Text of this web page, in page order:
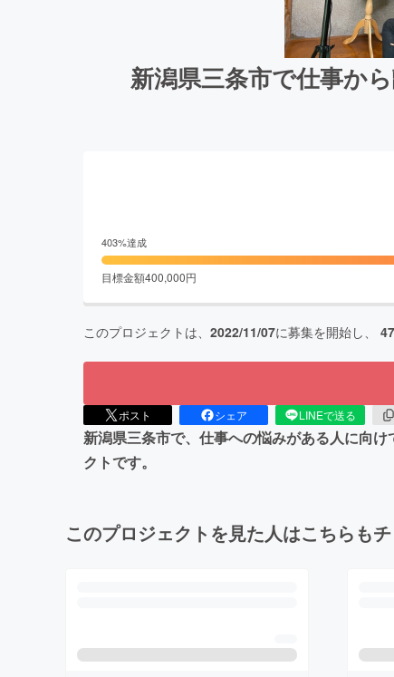
新潟県三条市で仕事か
403%達成
目標金額400,000円
このプロジェクトは、 2022/11/07に募集を開始し、 47
ポスト シェア LINEで送る
新潟県三条市で、仕事への悩みがある人に向
クトです。
このプロジェクトを見た人はこちらも